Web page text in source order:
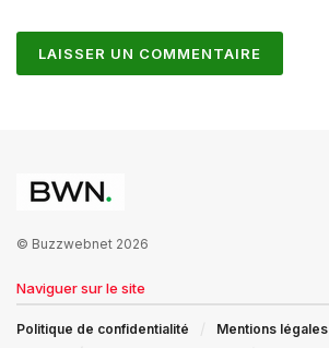
© Buzzwebnet 2026
Naviguer sur le site
Politique de confidentialité Mentions légales